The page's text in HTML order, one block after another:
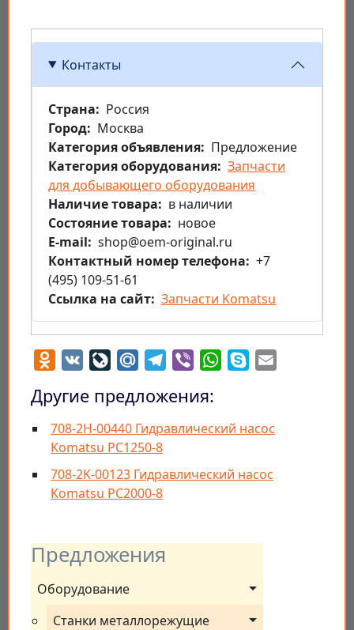
Предложения
Оборудование
Станки металлорежущие
Контакты
Страна
Россия
Город
Москва
Категория объявления
Предложение
Категория оборудования Запчасти
для добывающего оборудования
Наличие товара
в наличии
Состояние товара
новое
E-mail
shop@oem-original.ru
Контактный номер телефона
+7
(495) 109-51-61
Ссылка на сайт Запчасти Komatsu
Odnoklassniki
VK LiveJournal
Mail.RuTelegram
Viber WhatsApp
Skype
Другие предложения:
708-2H-00440 Гидравлический насос
Komatsu PC1250-8
708-2K-00123 Гидравлический насос
Komatsu PC2000-8